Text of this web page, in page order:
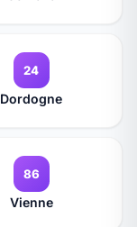
24
Dordogne
86
Vienne